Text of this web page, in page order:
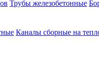
Трубы железобетонные
Каналы сборные на